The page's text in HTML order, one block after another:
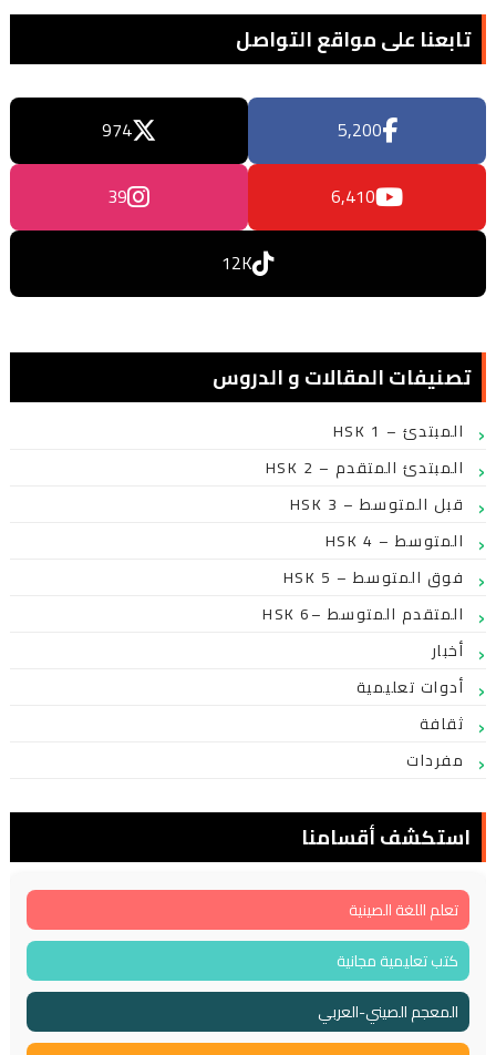
تابعنا على مواقع التواصل
5,200
974
6,410
39
12K
تصنيفات المقالات و الدروس
HSK 1 – المبتدئ
HSK 2 – المبتدئ المتقدم
HSK 3 – قبل المتوسط
HSK 4 – المتوسط
HSK 5 – فوق المتوسط
HSK 6– المتقدم المتوسط
أخبار
أدوات تعليمية
ثقافة
مفردات
استكشف أقسامنا
تعلم اللغة الصينية
كتب تعليمية مجانية
المعجم الصيني-العربي